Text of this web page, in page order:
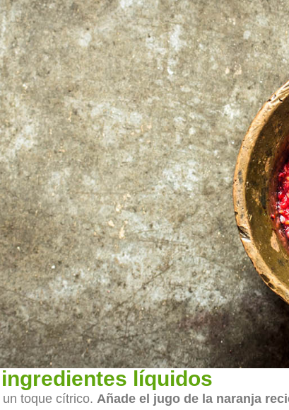
líquidos
toque cítrico. Añade el jugo de la naranja